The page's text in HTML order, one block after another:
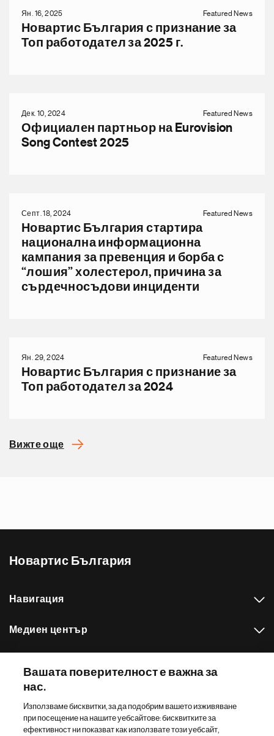
Ян. 16, 2025 Featured News
Новартис България с признание за
Топ работодател за 2025 г.
Дек. 10, 2024 Featured News
Официален партньор на Eurovision
Song Contest 2025
Септ. 18, 2024 Featured News
Новартис България стартира
национална информационна
кампания за превенция и борба с
“лошия” холестерол, причина за
сърдечносъдови инциденти
Ян. 29, 2024 Featured News
Новартис България с признание за
Топ работодател за 2024
Вижте още
Новартис България
Навигация
Медиен център
Други сайтове на Новартис
Footer Site Search
Вашата поверителност е важна за
нас.
Използваме бисквитки, за да подобрим вашето изживяване
при посещение на нашите уебсайтове: бисквитките за
ефективност ни показват как използвате този уебсайт,